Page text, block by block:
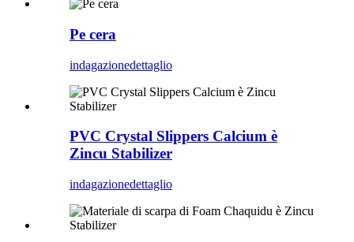
Pe cera
indagazionedettaglio
PVC Crystal Slippers Calcium è
Zincu Stabilizer
indagazionedettaglio